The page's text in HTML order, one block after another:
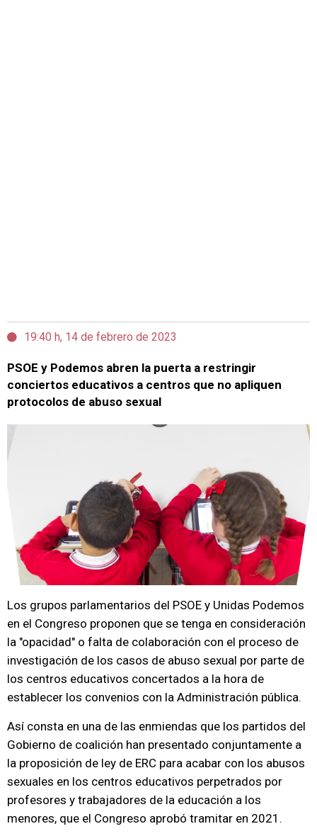
19:40 h, 14 de febrero de 2023
PSOE y Podemos abren la puerta a restringir
conciertos educativos a centros que no apliquen
protocolos de abuso sexual
Los grupos parlamentarios del PSOE y Unidas Podemos
en el Congreso proponen que se tenga en consideración
la "opacidad" o falta de colaboración con el proceso de
investigación de los casos de abuso sexual por parte de
los centros educativos concertados a la hora de
establecer los convenios con la Administración pública.
Así consta en una de las enmiendas que los partidos del
Gobierno de coalición han presentado conjuntamente a
la proposición de ley de ERC para acabar con los abusos
sexuales en los centros educativos perpetrados por
profesores y trabajadores de la educación a los
menores, que el Congreso aprobó tramitar en 2021.